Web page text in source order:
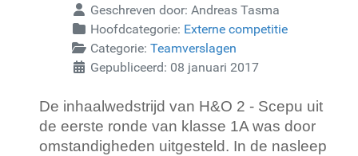
Geschreven door: Andreas Tasma
Hoofdcategorie: Externe competitie
Categorie: Teamverslagen
Gepubliceerd: 08 januari 2017
De inhaalwedstrijd van H&O 2 - Scepu uit
de eerste ronde van klasse 1A was door
omstandigheden uitgesteld. In de nasleep